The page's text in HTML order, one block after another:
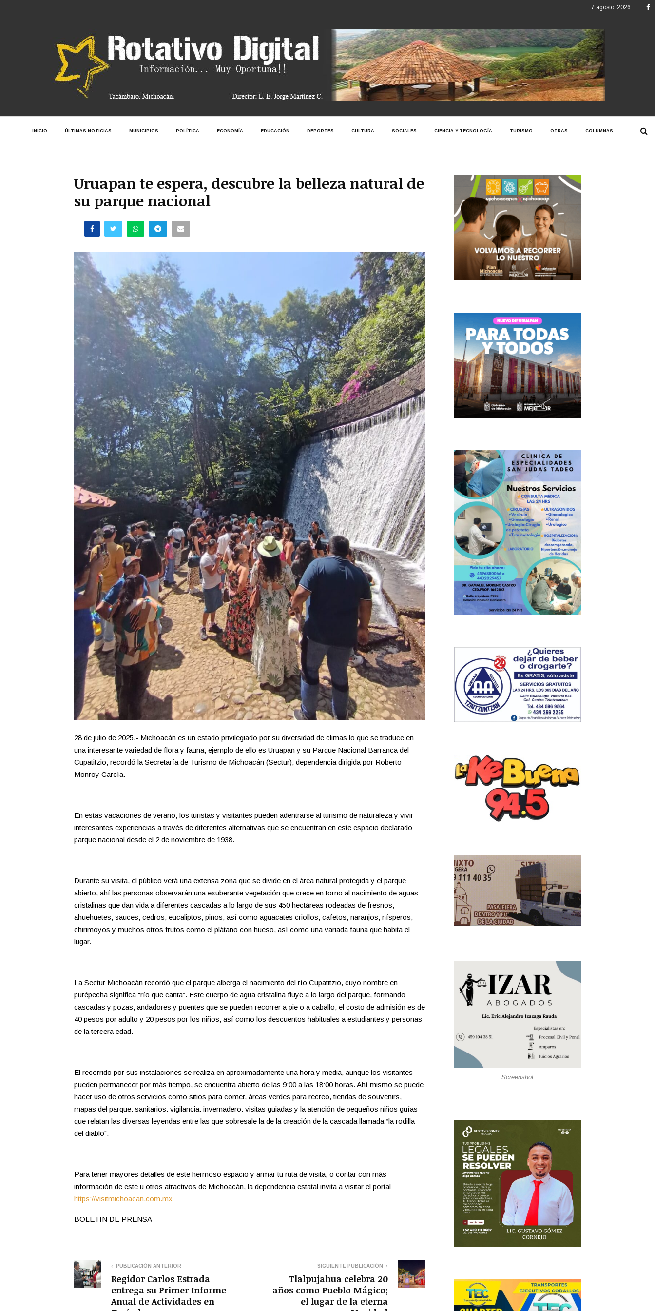
7 agosto, 2026
INICIO ÚLTIMAS NOTICIAS MUNICIPIOS POLÍTICA ECONOMÍA EDUCACIÓN DEPORTES CULTURA SOCIALES CIENCIA Y TECNOLOGÍA TURISMO OTRAS COLUMNAS
Uruapan te espera, descubre la belleza natural de
su parque nacional
28 de julio de 2025.- Michoacán es un estado privilegiado por su diversidad de climas lo que se traduce en
una interesante variedad de flora y fauna, ejemplo de ello es Uruapan y su Parque Nacional Barranca del
Cupatitzio, recordó la Secretaría de Turismo de Michoacán (Sectur), dependencia dirigida por Roberto
Monroy García.
En estas vacaciones de verano, los turistas y visitantes pueden adentrarse al turismo de naturaleza y vivir
interesantes experiencias a través de diferentes alternativas que se encuentran en este espacio declarado
parque nacional desde el 2 de noviembre de 1938.
Durante su visita, el público verá una extensa zona que se divide en el área natural protegida y el parque
abierto, ahí las personas observarán una exuberante vegetación que crece en torno al nacimiento de aguas
cristalinas que dan vida a diferentes cascadas a lo largo de sus 450 hectáreas rodeadas de fresnos,
ahuehuetes, sauces, cedros, eucaliptos, pinos, así como aguacates criollos, cafetos, naranjos, nísperos,
chirimoyos y muchos otros frutos como el plátano con hueso, así como una variada fauna que habita el
lugar.
La Sectur Michoacán recordó que el parque alberga el nacimiento del río Cupatitzio, cuyo nombre en
purépecha significa “río que canta”. Este cuerpo de agua cristalina fluye a lo largo del parque, formando
cascadas y pozas, andadores y puentes que se pueden recorrer a pie o a caballo, el costo de admisión es de
40 pesos por adulto y 20 pesos por los niños, así como los descuentos habituales a estudiantes y personas
de la tercera edad.
El recorrido por sus instalaciones se realiza en aproximadamente una hora y media, aunque los visitantes
pueden permanecer por más tiempo, se encuentra abierto de las 9:00 a las 18:00 horas. Ahí mismo se puede
hacer uso de otros servicios como sitios para comer, áreas verdes para recreo, tiendas de souvenirs,
mapas del parque, sanitarios, vigilancia, invernadero, visitas guiadas y la atención de pequeños niños guías
que relatan las diversas leyendas entre las que sobresale la de la creación de la cascada llamada “la rodilla
del diablo”.
Para tener mayores detalles de este hermoso espacio y armar tu ruta de visita, o contar con más
información de este u otros atractivos de Michoacán, la dependencia estatal invita a visitar el portal
https://visitmichoacan.com.mx
BOLETIN DE PRENSA
PUBLICACIÓN ANTERIOR
Regidor Carlos Estrada
entrega su Primer Informe
Anual de Actividades en
SIGUIENTE PUBLICACIÓN
Tlalpujahua celebra 20
años como Pueblo Mágico;
el lugar de la eterna
Screenshot